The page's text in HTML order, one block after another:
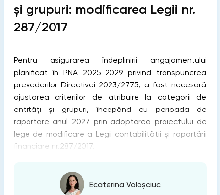
și grupuri: modificarea Legii nr.
287/2017
Pentru asigurarea îndeplinirii angajamentului
planificat în PNA 2025-2029 privind transpunerea
prevederilor Directivei 2023/2775, a fost necesară
ajustarea criteriilor de atribuire la categorii de
entități și grupuri, începând cu perioada de
raportare anul 2027 prin adoptarea proiectului de
lege de modificare a Legii contabilității și raportării
financiare nr.287/2017.
Ecaterina Voloșciuc